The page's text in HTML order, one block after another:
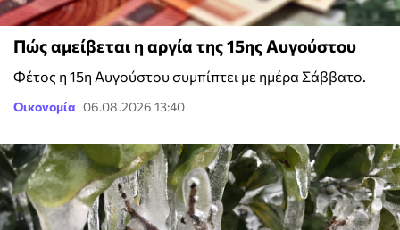
Πώς αμείβεται η αργία της 15ης Αυγούστου
Φέτος η 15η Αυγούστου συμπίπτει με ημέρα Σάββατο.
Οικονομία 06.08.2026 13:40